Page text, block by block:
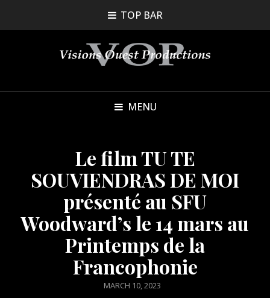
TOP BAR
MENU
Le film TU TE
SOUVIENDRAS DE MOI
présenté au SFU
Woodward’s le 14 mars au
Printemps de la
Francophonie
POSTED
MARCH 10, 2023